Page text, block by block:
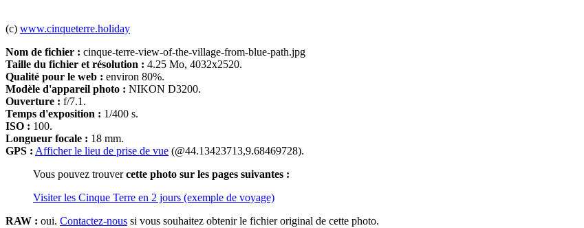
(c) www.cinqueterre.holiday
Nom de fichier : cinque-terre-view-of-the-village-from-blue-path.jpg
Taille du fichier et résolution : 4.25 Mo, 4032x2520.
Qualité pour le web : environ 80%.
Modèle d'appareil photo : NIKON D3200.
Ouverture : f/7.1.
Temps d'exposition : 1/400 s.
ISO : 100.
Longueur focale : 18 mm.
GPS : Afficher le lieu de prise de vue (@44.13423713,9.68469728).
Vous pouvez trouvercette photo sur les pages suivantes :
Visiter les Cinque Terre en 2 jours (exemple de voyage)
RAW : oui. Contactez-nous si vous souhaitez obtenir le fichier original de cette photo.